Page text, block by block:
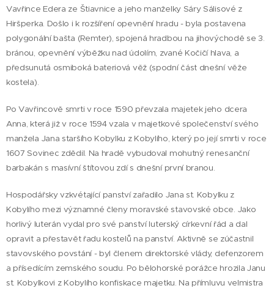
Vavřince Edera ze Štiavnice a jeho manželky Sáry Sálisové z
Hiršperka. Došlo i k rozšíření opevnění hradu - byla postavena
polygonální bašta (Remter), spojená hradbou na jihovýchodě se 3.
bránou, opevnění výběžku nad údolím, zvané Kočičí hlava, a
předsunutá osmiboká bateriová věž (spodní část dnešní věže
kostela).
Po Vavřincově smrti v roce 1590 převzala majetek jeho dcera
Anna, která již v roce 1594 vzala v majetkové společenství svého
manžela Jana staršího Kobylku z Kobylího, který po její smrti v roce
1607 Sovinec zdědil. Na hradě vybudoval mohutný renesanční
barbakán s masívní štítovou zdí s dnešní první branou.
Hospodářsky vzkvétající panství zařadilo Jana st. Kobylku z
Kobylího mezi významné členy moravské stavovské obce. Jako
horlivý luterán vydal pro své panství luterský církevní řád a dal
opravit a přestavět řadu kostelů na panství. Aktivně se zúčastnil
stavovského povstání - byl členem direktorské vlády, defenzorem
a přísedícím zemského soudu. Po bělohorské porážce hrozila Janu
st. Kobylkovi z Kobylího konfiskace majetku. Na přímluvu velmistra